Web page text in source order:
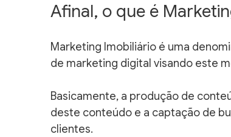
Afinal, o que é
Marketing Imobiliário é uma
de marketing digital visando este
Basicamente, a produção de
deste conteúdo e a captação de
clientes.